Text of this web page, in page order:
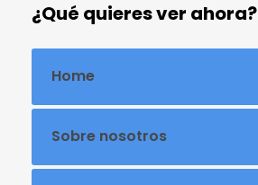
¿Qué quieres ver ahora?
Home
Sobre nosotros